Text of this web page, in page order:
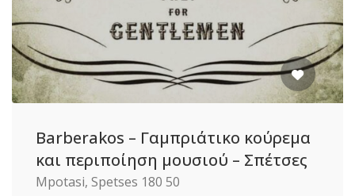
Barberakos – Γαμπριάτικο κούρεμα
και περιποίηση μουσιού – Σπέτσες
Mpotasi, Spetses 180 50